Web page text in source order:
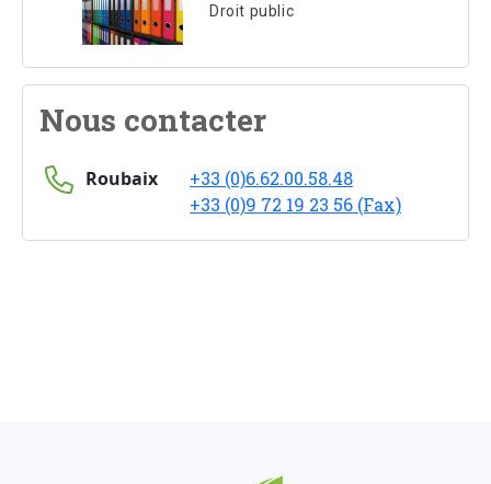
Droit public
Nous contacter
Roubaix
+33 (0)6.62.00.58.48
+33 (0)9 72 19 23 56 (Fax)